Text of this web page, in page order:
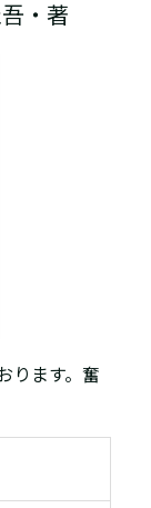
・著
ります。奮